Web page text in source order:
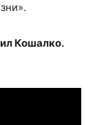
Кошалко.